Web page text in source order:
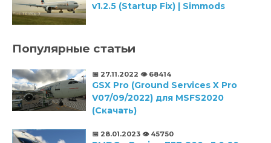
v1.2.5 (Startup Fix) | Simmods
Популярные статьи
📅 27.11.2022 👁️ 68414
GSX Pro (Ground Services X Pro
V07/09/2022) для MSFS2020
(Скачать)
📅 28.01.2023 👁️ 45750